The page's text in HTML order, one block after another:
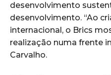
desenvolvimento
desenvolvimento. “Ao
internacional, o Brics
realização numa frente
Carvalho.